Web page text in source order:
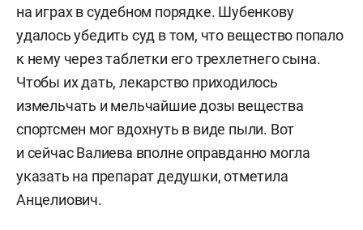
на играх в судебном порядке. Шубенкову
удалось убедить суд в том, что вещество попало
к нему через таблетки его трехлетнего сына.
Чтобы их дать, лекарство приходилось
измельчать и мельчайшие дозы вещества
спортсмен мог вдохнуть в виде пыли. Вот
и сейчас Валиева вполне оправданно могла
указать на препарат дедушки, отметила
Анцелиович.